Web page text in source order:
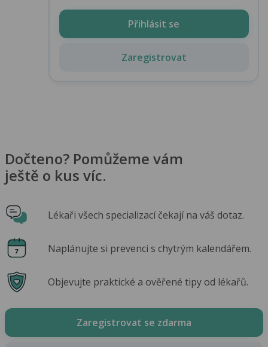
Přihlásit se
Zaregistrovat
Dočteno? Pomůžeme vám
ještě o kus víc.
Lékaři všech specializací čekají na váš dotaz.
Naplánujte si prevenci s chytrým kalendářem.
Objevujte praktické a ověřené tipy od lékařů.
Zaregistrovat se zdarma